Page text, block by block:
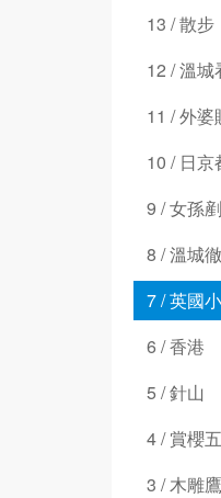
13 / 散步
12 / 溫
11 / 外
10 / 日京
9 / 女孫
8 / 溫城
7 / 英國
6 / 香港
5 / 針山
4 / 賞櫻
3 / 木雕